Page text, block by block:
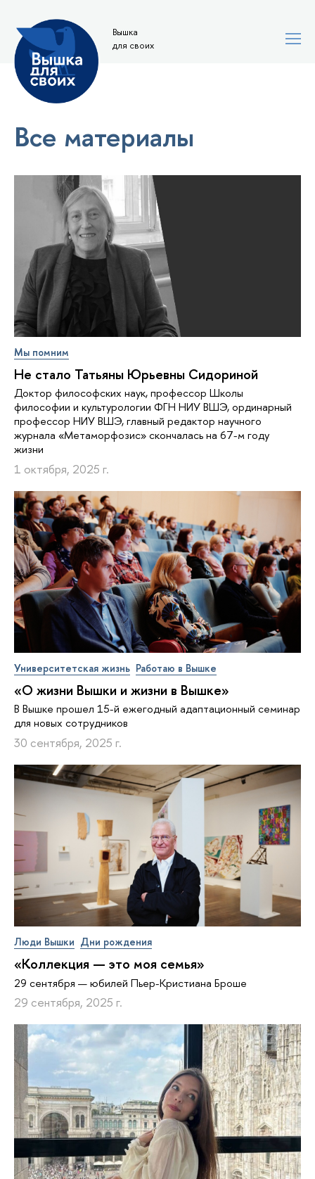
Вышка
для своих
Все материалы
Мы помним
Не стало Татьяны Юрьевны Сидориной
Доктор философских наук, профессор Школы
философии и культурологии ФГН НИУ ВШЭ, ординарный
профессор НИУ ВШЭ, главный редактор научного
журнала «Метаморфозис» скончалась на 67-м году
жизни
1 октября, 2025 г.
Университетская жизнь Работаю в Вышке
«О жизни Вышки и жизни в Вышке»
В Вышке прошел 15-й ежегодный адаптационный семинар
для новых сотрудников
30 сентября, 2025 г.
Люди Вышки Дни рождения
«Коллекция — это моя семья»
29 сентября — юбилей Пьер-Кристиана Броше
29 сентября, 2025 г.